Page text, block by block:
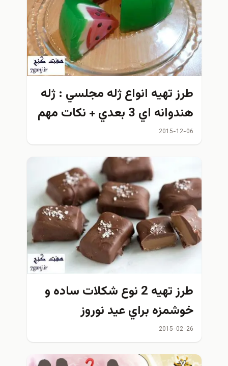
طرز تهيه انواع ژله مجلسي : ژله
هندوانه اي 3 بعدي + نكات مهم
2015-12-06
طرز تهيه 2 نوع شكلات ساده و
خوشمزه براي عيد نوروز
2015-02-26